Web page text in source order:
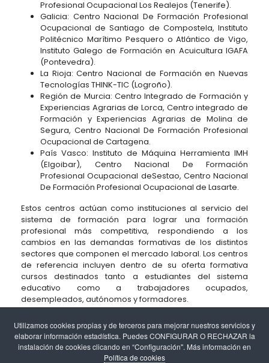
Utilizamos cookies propias y de terceros para mejorar nuestros servicios y
elaborar información estadística. Puedes CONFIGURAR O RECHAZAR la
instalación de cookies clicando en “Configuración". Más información en
Política de cookies
Profesional Ocupacional Los Realejos (Tenerife).
Galicia: Centro Nacional De Formación Profesional
Ocupacional de Santiago de Compostela, Instituto
Politécnico Marítimo Pesquero o Atlántico de Vigo,
Instituto Galego de Formación en Acuicultura IGAFA
(Pontevedra).
La Rioja: Centro Nacional de Formación en Nuevas
Tecnologías THINK-TIC (Logroño).
Región de Murcia: Centro Integrado de Formación y
Experiencias Agrarias de Lorca, Centro integrado de
Formación y Experiencias Agrarias de Molina de
Segura, Centro Nacional De Formación Profesional
Ocupacional de Cartagena.
País Vasco: Instituto de Máquina Herramienta IMH
(Elgoibar), Centro Nacional De Formación
Profesional Ocupacional deSestao, Centro Nacional
De Formación Profesional Ocupacional de Lasarte.
Estos centros actúan como instituciones al servicio del
sistema de formación para lograr una formación
profesional más competitiva, respondiendo a los
cambios en las demandas formativas de los distintos
sectores que componen el mercado laboral. Los centros
de referencia incluyen dentro de su oferta formativa
cursos destinados tanto a estudiantes del sistema
educativo como a trabajadores ocupados,
desempleados, autónomos y formadores.